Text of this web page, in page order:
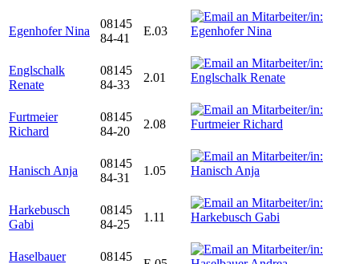
Egenhofer Nina
08145
84-41
E.03
Englschalk
Renate
08145
84-33
2.01
Furtmeier
Richard
08145
84-20
2.08
Hanisch Anja
08145
84-31
1.05
Harkebusch
Gabi
08145
84-25
1.11
Haselbauer
08145